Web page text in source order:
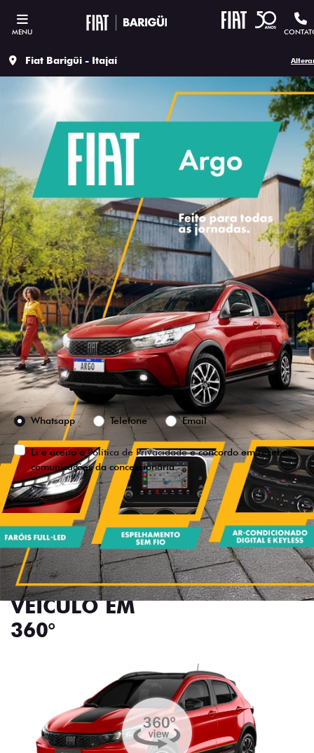
MENU
Fiat Barigüi - Itajaí
ESTOU INTERESSADO
Versão escolhida
Preferência de contato:
Whatsapp
Telefone Email
Li e aceito aPolítica de Privacidadee concordo em receber
comunicações da concessionária.
ENTRAR EM CONTATO
VISUALIZE O
VEÍCULO EM
360°